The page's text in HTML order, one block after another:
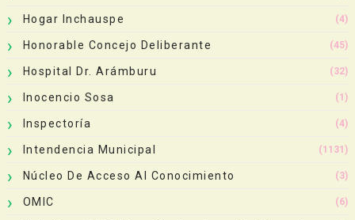
Hogar Inchauspe (4)
Honorable Concejo Deliberante (45)
Hospital Dr. Arámburu (32)
Inocencio Sosa (1)
Inspectoría (4)
Intendencia Municipal (1131)
Núcleo De Acceso Al Conocimiento (3)
OMIC (6)